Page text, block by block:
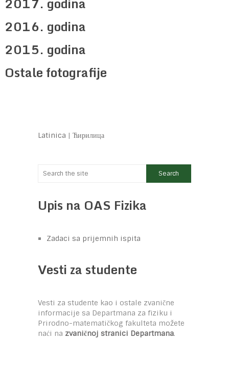
2016. godina
2015. godina
Ostale fotografije
Latinica | Ћирилица
Upis na OAS Fizika
Zadaci sa prijemnih ispita
Vesti za studente
Vesti za studente kao i ostale zvanične
informacije sa Departmana za fiziku i
Prirodno-matematičkog fakulteta možete
naći na zvaničnoj stranici Departmana.